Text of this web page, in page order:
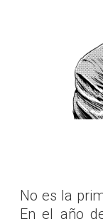
No es la
En el año